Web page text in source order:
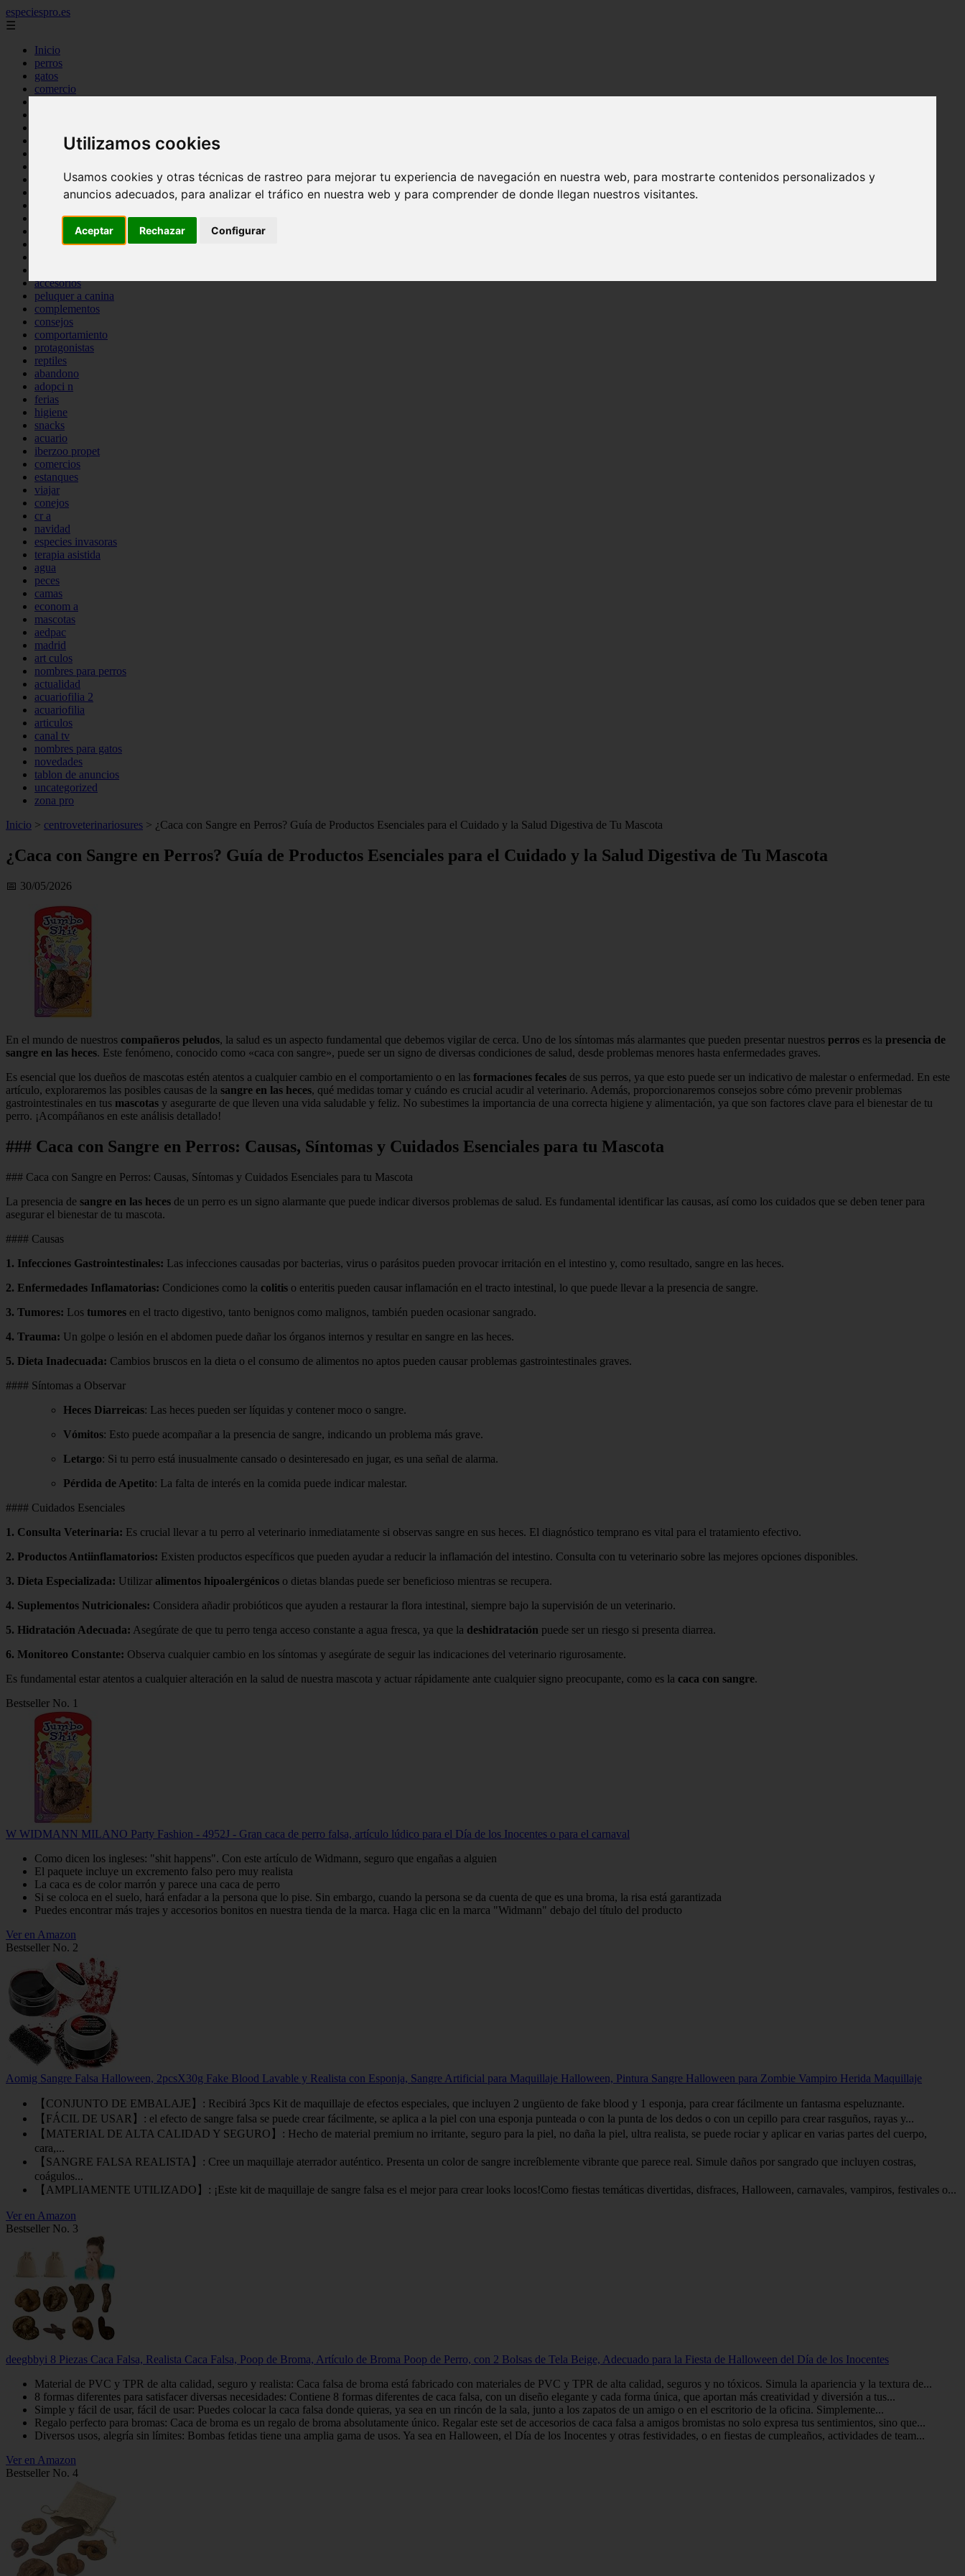
Utilizamos cookies
Usamos cookies y otras técnicas de rastreo para mejorar tu experiencia de navegación en nuestra web, para mostrarte contenidos personalizados y
anuncios adecuados, para analizar el tráfico en nuestra web y para comprender de donde llegan nuestros visitantes.
Aceptar Rechazar Configurar
especiespro.es
☰
Inicio
perros
gatos
comercio
tenencia responsable
mantenimiento
bienestar
peque os mam feros
verano
accesorios
peluquer a canina
complementos
consejos
comportamiento
protagonistas
reptiles
abandono
adopci n
ferias
higiene
snacks
acuario
iberzoo propet
comercios
estanques
viajar
conejos
cr a
navidad
especies invasoras
terapia asistida
agua
peces
camas
econom a
mascotas
aedpac
madrid
art culos
nombres para perros
actualidad
acuariofilia 2
acuariofilia
articulos
canal tv
nombres para gatos
novedades
tablon de anuncios
uncategorized
zona pro
Inicio > centroveterinariosures > ¿Caca con Sangre en Perros? Guía de Productos Esenciales para el Cuidado y la Salud Digestiva de Tu Mascota
¿Caca con Sangre en Perros? Guía de Productos Esenciales para el Cuidado y la Salud Digestiva de Tu Mascota
📅 30/05/2026
En el mundo de nuestros compañeros peludos, la salud es un aspecto fundamental que debemos vigilar de cerca. Uno de los síntomas más alarmantes que pueden presentar nuestros perros es la presencia de
sangre en las heces. Este fenómeno, conocido como «caca con sangre», puede ser un signo de diversas condiciones de salud, desde problemas menores hasta enfermedades graves.
Es esencial que los dueños de mascotas estén atentos a cualquier cambio en el comportamiento o en las formaciones fecales de sus perros, ya que esto puede ser un indicativo de malestar o enfermedad. En este
artículo, exploraremos las posibles causas de la sangre en las heces, qué medidas tomar y cuándo es crucial acudir al veterinario. Además, proporcionaremos consejos sobre cómo prevenir problemas
gastrointestinales en tus mascotas y asegurarte de que lleven una vida saludable y feliz. No subestimes la importancia de una correcta higiene y alimentación, ya que son factores clave para el bienestar de tu
perro. ¡Acompáñanos en este análisis detallado!
### Caca con Sangre en Perros: Causas, Síntomas y Cuidados Esenciales para tu Mascota
### Caca con Sangre en Perros: Causas, Síntomas y Cuidados Esenciales para tu Mascota
La presencia de sangre en las heces de un perro es un signo alarmante que puede indicar diversos problemas de salud. Es fundamental identificar las causas, así como los cuidados que se deben tener para
asegurar el bienestar de tu mascota.
#### Causas
1. Infecciones Gastrointestinales: Las infecciones causadas por bacterias, virus o parásitos pueden provocar irritación en el intestino y, como resultado, sangre en las heces.
2. Enfermedades Inflamatorias: Condiciones como la colitis o enteritis pueden causar inflamación en el tracto intestinal, lo que puede llevar a la presencia de sangre.
3. Tumores: Los tumores en el tracto digestivo, tanto benignos como malignos, también pueden ocasionar sangrado.
4. Trauma: Un golpe o lesión en el abdomen puede dañar los órganos internos y resultar en sangre en las heces.
5. Dieta Inadecuada: Cambios bruscos en la dieta o el consumo de alimentos no aptos pueden causar problemas gastrointestinales graves.
#### Síntomas a Observar
Heces Diarreicas: Las heces pueden ser líquidas y contener moco o sangre.
Vómitos: Esto puede acompañar a la presencia de sangre, indicando un problema más grave.
Letargo: Si tu perro está inusualmente cansado o desinteresado en jugar, es una señal de alarma.
Pérdida de Apetito: La falta de interés en la comida puede indicar malestar.
#### Cuidados Esenciales
1. Consulta Veterinaria: Es crucial llevar a tu perro al veterinario inmediatamente si observas sangre en sus heces. El diagnóstico temprano es vital para el tratamiento efectivo.
2. Productos Antiinflamatorios: Existen productos específicos que pueden ayudar a reducir la inflamación del intestino. Consulta con tu veterinario sobre las mejores opciones disponibles.
3. Dieta Especializada: Utilizar alimentos hipoalergénicos o dietas blandas puede ser beneficioso mientras se recupera.
4. Suplementos Nutricionales: Considera añadir probióticos que ayuden a restaurar la flora intestinal, siempre bajo la supervisión de un veterinario.
5. Hidratación Adecuada: Asegúrate de que tu perro tenga acceso constante a agua fresca, ya que la deshidratación puede ser un riesgo si presenta diarrea.
6. Monitoreo Constante: Observa cualquier cambio en los síntomas y asegúrate de seguir las indicaciones del veterinario rigurosamente.
Es fundamental estar atentos a cualquier alteración en la salud de nuestra mascota y actuar rápidamente ante cualquier signo preocupante, como es la caca con sangre.
Bestseller No. 1
W WIDMANN MILANO Party Fashion - 4952J - Gran caca de perro falsa, artículo lúdico para el Día de los Inocentes o para el carnaval
Como dicen los ingleses: "shit happens". Con este artículo de Widmann, seguro que engañas a alguien
El paquete incluye un excremento falso pero muy realista
La caca es de color marrón y parece una caca de perro
Si se coloca en el suelo, hará enfadar a la persona que lo pise. Sin embargo, cuando la persona se da cuenta de que es una broma, la risa está garantizada
Puedes encontrar más trajes y accesorios bonitos en nuestra tienda de la marca. Haga clic en la marca "Widmann" debajo del título del producto
Ver en Amazon
Bestseller No. 2
Aomig Sangre Falsa Halloween, 2pcsX30g Fake Blood Lavable y Realista con Esponja, Sangre Artificial para Maquillaje Halloween, Pintura Sangre Halloween para Zombie Vampiro Herida Maquillaje
【CONJUNTO DE EMBALAJE】: Recibirá 3pcs Kit de maquillaje de efectos especiales, que incluyen 2 ungüento de fake blood y 1 esponja, para crear fácilmente un fantasma espeluznante.
【FÁCIL DE USAR】: el efecto de sangre falsa se puede crear fácilmente, se aplica a la piel con una esponja punteada o con la punta de los dedos o con un cepillo para crear rasguños, rayas y...
【MATERIAL DE ALTA CALIDAD Y SEGURO】: Hecho de material premium no irritante, seguro para la piel, no daña la piel, ultra realista, se puede rociar y aplicar en varias partes del cuerpo,
cara,...
【SANGRE FALSA REALISTA】: Cree un maquillaje aterrador auténtico. Presenta un color de sangre increíblemente vibrante que parece real. Simule daños por sangrado que incluyen costras,
coágulos...
【AMPLIAMENTE UTILIZADO】: ¡Este kit de maquillaje de sangre falsa es el mejor para crear looks locos!Como fiestas temáticas divertidas, disfraces, Halloween, carnavales, vampiros, festivales o...
Ver en Amazon
Bestseller No. 3
deegbbyi 8 Piezas Caca Falsa, Realista Caca Falsa, Poop de Broma, Artículo de Broma Poop de Perro, con 2 Bolsas de Tela Beige, Adecuado para la Fiesta de Halloween del Día de los Inocentes
Material de PVC y TPR de alta calidad, seguro y realista: Caca falsa de broma está fabricado con materiales de PVC y TPR de alta calidad, seguros y no tóxicos. Simula la apariencia y la textura de...
8 formas diferentes para satisfacer diversas necesidades: Contiene 8 formas diferentes de caca falsa, con un diseño elegante y cada forma única, que aportan más creatividad y diversión a tus...
Simple y fácil de usar, fácil de usar: Puedes colocar la caca falsa donde quieras, ya sea en un rincón de la sala, junto a los zapatos de un amigo o en el escritorio de la oficina. Simplemente...
Regalo perfecto para bromas: Caca de broma es un regalo de broma absolutamente único. Regalar este set de accesorios de caca falsa a amigos bromistas no solo expresa tus sentimientos, sino que...
Diversos usos, alegría sin límites: Bombas fetidas tiene una amplia gama de usos. Ya sea en Halloween, el Día de los Inocentes y otras festividades, o en fiestas de cumpleaños, actividades de team...
Ver en Amazon
Bestseller No. 4